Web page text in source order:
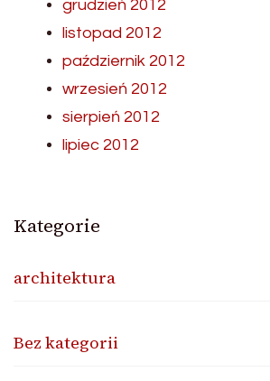
grudzień 2012
listopad 2012
październik 2012
wrzesień 2012
sierpień 2012
lipiec 2012
Kategorie
architektura
Bez kategorii